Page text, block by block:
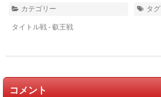
カテゴリー
タイトル戦 - 叡王戦
タグ
コメント